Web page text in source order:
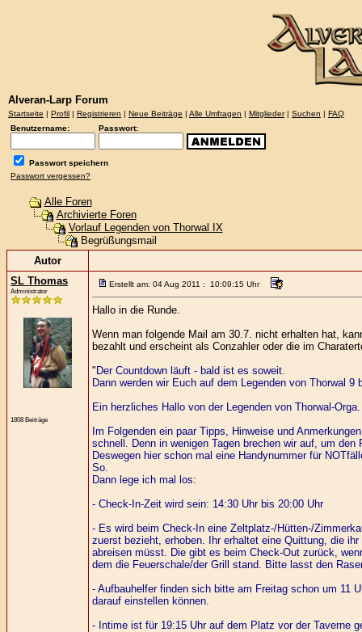
Alveran-Larp Forum
Startseite | Profil | Registrieren | Neue Beiträge | Alle Umfragen | Mitglieder| Suchen | FAQ
Benutzername:
Passwort:
Passwort speichern
Passwort vergessen?
Alle Foren
Archivierte Foren
Vorlauf Legenden von Thorwal IX
Begrüßungsmail
Autor
SL Thomas
Administrator
1808 Beiträge
Erstellt am: 04 Aug 2011 : 10:09:15 Uhr
Hallo in die Runde.
Wenn man folgende Mail am 30.7. nicht erhalten hat,
bezahlt und erscheint als Conzahler oder die im
" Der Countdown läuft - bald ist es soweit.
Dann werden wir Euch auf dem Legenden von Thorwal 9
Ein herzliches Hallo von der Legenden von Thorwal-Orga.
Im Folgenden ein paar Tipps, Hinweise und
schnell. Denn in wenigen Tagen brechen wir auf, um
Deswegen hier schon mal eine Handynummer für
So.
Dann lege ich mal los:
- Check-In-Zeit wird sein: 14:30 Uhr bis 20:00 Uhr
- Es wird beim Check-In eine Zeltplatz-/Hütten-/
zuerst bezieht, erhoben. Ihr erhaltet eine Quittung, die
abreisen müsst. Die gibt es beim Check-Out zurück,
dem die Feuerschale/der Grill stand. Bitte lasst den
- Aufbauhelfer finden sich bitte am Freitag schon um 11
darauf einstellen können.
- Intime ist für 19:15 Uhr auf dem Platz vor der Taverne